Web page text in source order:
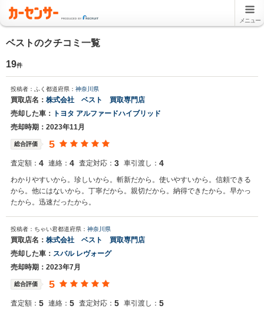
メニュー
ベストのクチコミ一覧
19件
投稿者：ふく 都道府県： 神奈川県
買取店名： 株式会社 ベスト 買取専門店
売却した車：
トヨタ アルファードハイブリッド
売却時期：2023年11月
総合評価 5
査定額： 4 連絡： 4 査定対応： 3 車引渡し： 4
わかりやすいから。珍しいから。斬新だから。使いやすいから。信頼できる
から。他にはないから。丁寧だから。親切だから。納得できたから。早かっ
たから。迅速だったから。
投稿者：ちゃい君都道府県： 神奈川県
買取店名： 株式会社 ベスト 買取専門店
売却した車： スバル レヴォーグ
売却時期：2023年7月
総合評価 5
査定額： 5 連絡： 5 査定対応： 5 車引渡し： 5